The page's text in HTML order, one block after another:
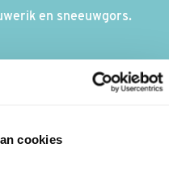
cookies
en sneeuwgors.